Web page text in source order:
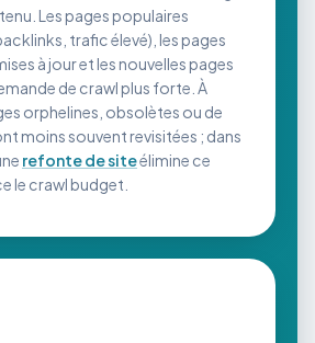
Les pages populaires
trafic élevé), les pages
à jour et les nouvelles pages
de crawl plus forte. À
orphelines, obsolètes ou de
moins souvent revisitées ; dans
refonte de siteélimine ce
le crawl budget.